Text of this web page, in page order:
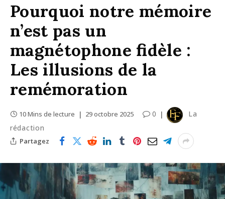
Pourquoi notre mémoire
n’est pas un
magnétophone fidèle :
Les illusions de la
remémoration
10 Mins de lecture 29 octobre 2025 0
La
rédaction
Partagez